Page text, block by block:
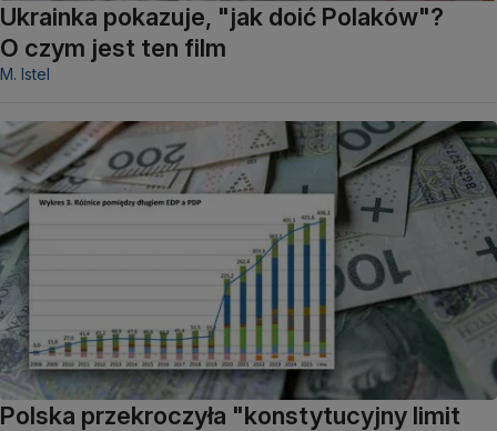
Ukrainka pokazuje, "jak doić Polaków"?
O czym jest ten film
M. Istel
Polska przekroczyła "konstytucyjny limit